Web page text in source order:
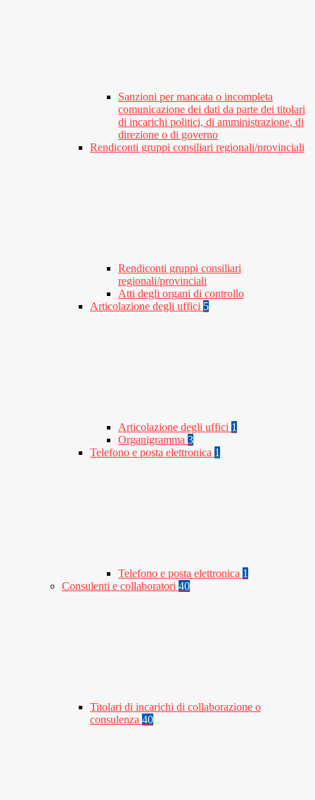
Sanzioni per mancata o incompleta
comunicazione dei dati da parte dei titolari
di incarichi politici, di amministrazione, di
direzione o di governo
Rendiconti gruppi consiliari regionali/provinciali
Rendiconti gruppi consiliari
regionali/provinciali
Atti degli organi di controllo
Articolazione degli uffici 5
Articolazione degli uffici 1
Organigramma 3
Telefono e posta elettronica 1
Telefono e posta elettronica 1
Consulenti e collaboratori 40
Titolari di incarichi di collaborazione o
consulenza 40